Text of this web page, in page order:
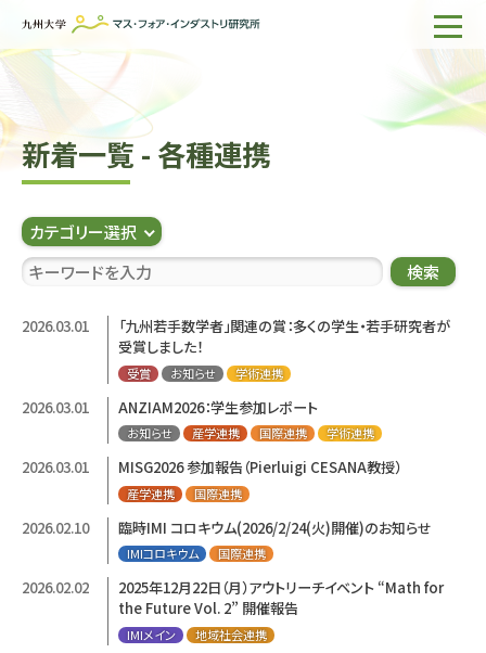
ホーム
IMIについて
組織・所員
研究活動
企業の方へ
新着一覧 - 各種連携
カテゴリー選択
検索
2026.03.01
「九州若手数学者」関連の賞：多くの学生・若手研究者が
受賞しました！
受賞 お知らせ 学術連携
2026.03.01 ANZIAM2026：学生参加レポート
お知らせ 産学連携 国際連携 学術連携
2026.03.01 MISG2026 参加報告（Pierluigi CESANA教授）
産学連携 国際連携
2026.02.10 臨時IMI コロキウム(2026/2/24(火)開催)のお知らせ
IMIコロキウム 国際連携
2026.02.02
2025年12月22日（月）アウトリーチイベント “Math for
the Future Vol. 2” 開催報告
IMIメイン 地域社会連携